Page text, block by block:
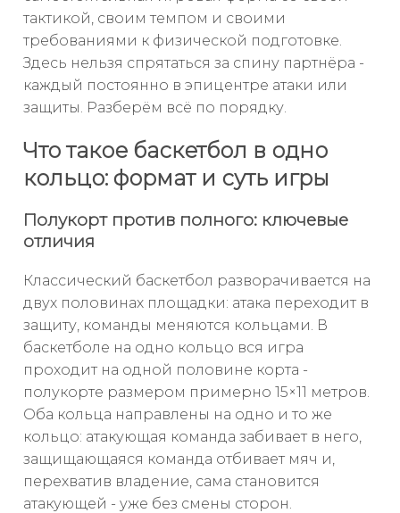
тактикой, своим темпом и своими
требованиями к физической подготовке.
Здесь нельзя спрятаться за спину партнёра -
каждый постоянно в эпицентре атаки или
защиты. Разберём всё по порядку.
Что такое баскетбол в одно
кольцо: формат и суть игры
Полукорт против полного: ключевые
отличия
Классический баскетбол разворачивается на
двух половинах площадки: атака переходит в
защиту, команды меняются кольцами. В
баскетболе на одно кольцо вся игра
проходит на одной половине корта -
полукорте размером примерно 15×11 метров.
Оба кольца направлены на одно и то же
кольцо: атакующая команда забивает в него,
защищающаяся команда отбивает мяч и,
перехватив владение, сама становится
атакующей - уже без смены сторон.